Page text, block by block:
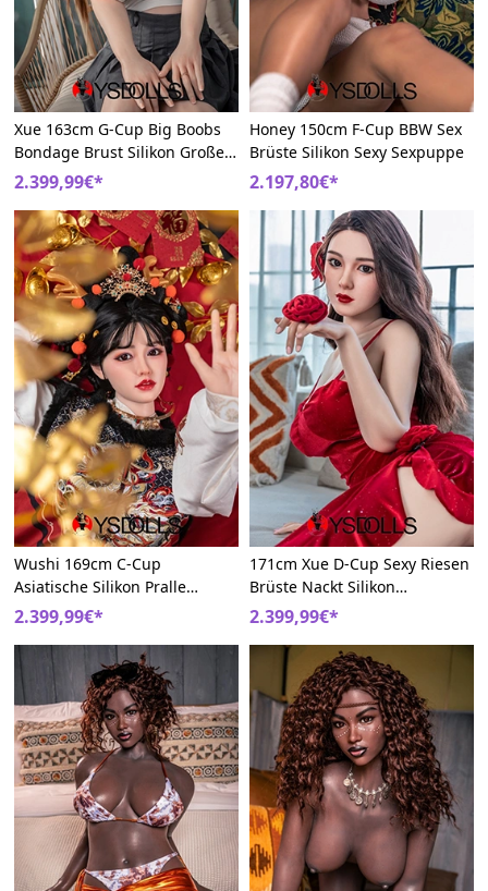
Xue 163cm G-Cup Big Boobs
Bondage Brust Silikon Große
Brüste Liebespuppe
2.399,99€*
Honey 150cm F-Cup BBW Sex
Brüste Silikon Sexy Sexpuppe
2.197,80€*
Wushi 169cm C-Cup
Asiatische Silikon Pralle
Nackte Brüste Exquisit
Sexpuppen
2.399,99€*
171cm Xue D-Cup Sexy Riesen
Brüste Nackt Silikon
Verführung Sex Puppe
2.399,99€*